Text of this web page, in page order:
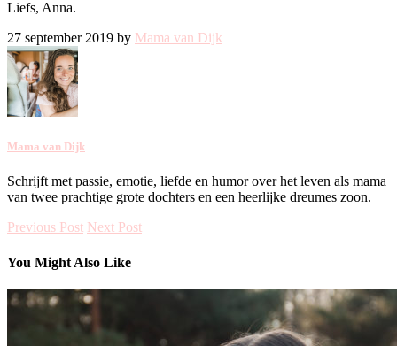
Liefs, Anna.
27 september 2019 by Mama van Dijk
Mama van Dijk
Schrijft met passie, emotie, liefde en humor over het leven als mama
van twee prachtige grote dochters en een heerlijke dreumes zoon.
Previous Post Next Post
You Might Also Like